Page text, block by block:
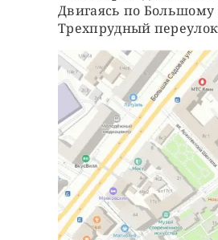
Двигаясь по
Трехпрудный